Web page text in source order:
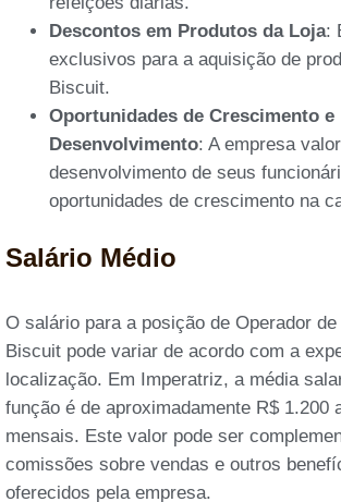
Descontos em Produtos da Loja:
exclusivos para a aquisição de
Biscuit.
Oportunidades de Crescimento e
Desenvolvimento: A empresa
desenvolvimento de seus
oportunidades de crescimento na
Salário Médio
O salário para a posição de Operador
Biscuit pode variar de acordo com a
localização. Em Imperatriz, a média
função é de aproximadamente R$ 1.200
mensais. Este valor pode ser
comissões sobre vendas e outros
oferecidos pela empresa.